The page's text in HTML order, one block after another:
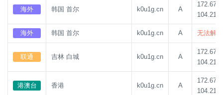
海外 韩国 首尔 k0u1g.cn A
海外 韩国 首尔 k0u1g.cn A 无法解析
联通 吉林 白城 k0u1g.cn A
港澳台 香港 k0u1g.cn A